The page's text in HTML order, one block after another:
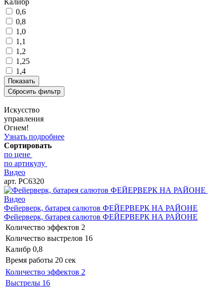
0,6
0,8
1,0
1,1
1,2
1,25
1,4
Искусство
управления
Огнем!
Узнать подробнее
Сортировать
по цене
по артикулу
Видео
арт. РС6320
Видео
Фейерверк, батарея салютов ФЕЙЕРВЕРК НА РАЙОНЕ
Фейерверк, батарея салютов ФЕЙЕРВЕРК НА РАЙОНЕ
Количество эффектов 2
Количество выстрелов 16
Калибр 0,8
Время работы 20 сек
Количество эффектов 2
Выстрелы 16